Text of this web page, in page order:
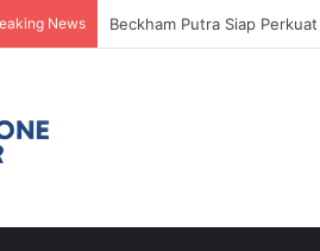
News Menteri LH Dukung Fatwa